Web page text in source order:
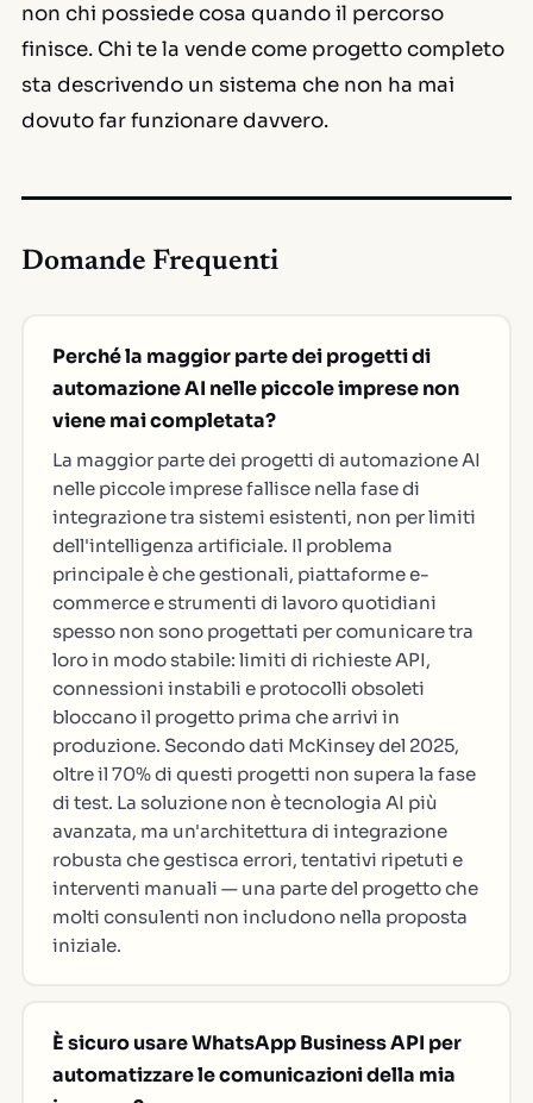
non chi possiede cosa quando il percorso
finisce. Chi te la vende come progetto completo
sta descrivendo un sistema che non ha mai
dovuto far funzionare davvero.
Domande Frequenti
Perché la maggior parte dei progetti di
automazione AI nelle piccole imprese non
viene mai completata?
La maggior parte dei progetti di automazione AI
nelle piccole imprese fallisce nella fase di
integrazione tra sistemi esistenti, non per limiti
dell'intelligenza artificiale. Il problema
principale è che gestionali, piattaforme e-
commerce e strumenti di lavoro quotidiani
spesso non sono progettati per comunicare tra
loro in modo stabile: limiti di richieste API,
connessioni instabili e protocolli obsoleti
bloccano il progetto prima che arrivi in
produzione. Secondo dati McKinsey del 2025,
oltre il 70% di questi progetti non supera la fase
di test. La soluzione non è tecnologia AI più
avanzata, ma un'architettura di integrazione
robusta che gestisca errori, tentativi ripetuti e
interventi manuali — una parte del progetto che
molti consulenti non includono nella proposta
iniziale.
È sicuro usare WhatsApp Business API per
automatizzare le comunicazioni della mia